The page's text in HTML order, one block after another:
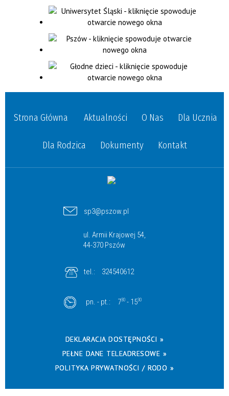
Strona Główna Aktualności O Nas Dla Ucznia
Dla Rodzica Dokumenty Kontakt
sp3@pszow.pl
ul. Armii Krajowej 54,
44-370 Pszów
tel.: 324540612
pn. - pt.: 730 - 1530
DEKLARACJA DOSTĘPNOŚCI »
PEŁNE DANE TELEADRESOWE »
POLITYKA PRYWATNOŚCI / RODO »